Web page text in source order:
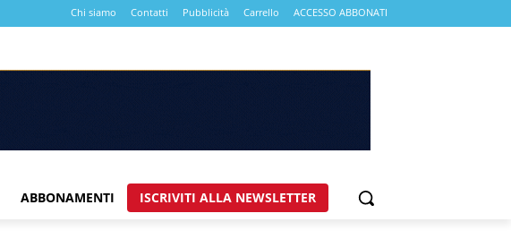
Chi siamo Contatti Pubblicità Carrello ACCESSO ABBONATI
ABBONAMENTI ISCRIVITI ALLA NEWSLETTER